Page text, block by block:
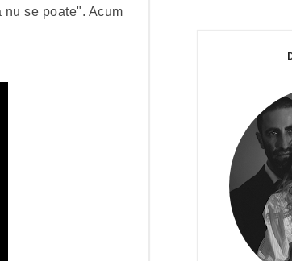
se poate". Acum